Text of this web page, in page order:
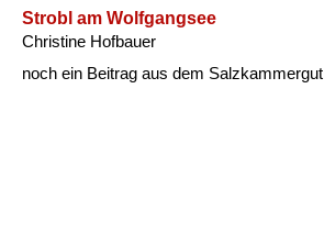
Strobl am Wolfgangsee
Christine Hofbauer
noch ein Beitrag aus dem Salzkammergut